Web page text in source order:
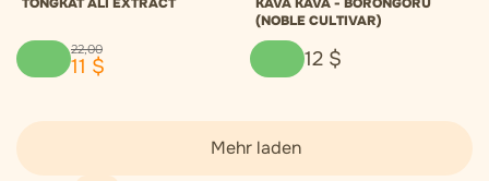
TONGKAT ALI EXTRACT
22,00
11 $
KAVA KAVA - BORONGORU
(NOBLE CULTIVAR)
12 $
Mehr laden